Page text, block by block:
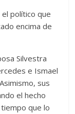
el político que
encima de
Silvestra
e Ismael
sus
el hecho
que lo